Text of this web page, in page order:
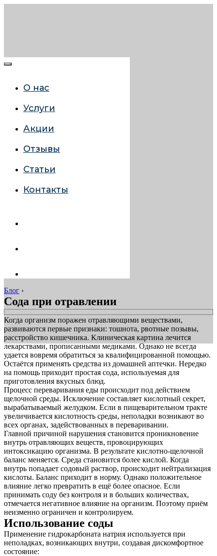
О нас
Услуги
Акции
Отзывы
Статьи
Контакты
Блог ›
Сода при отравлении
Когда организм поражен отравляющими веществами,
развиваются первые признаки: тошнота, рвотные позывы,
расстройство кишечника. Клиническая картина лечится
лекарствами, прописанными медиками. Однако не всегда
удается вовремя обратиться за квалифицированной помощью.
Остаётся применять средства из домашней аптечки. Нередко
на помощь приходит простая сода, используемая для
приготовления вкусных блюд.
Процесс переваривания еды происходит под действием
щелочной среды. Исключение составляет кислотный секрет,
вырабатываемый желудком. Если в пищеварительном тракте
увеличивается кислотность среды, неполадки возникают во
всех органах, задействованных в переваривании.
Главной причиной нарушения становится проникновение
внутрь отравляющих веществ, провоцирующих
интоксикацию организма. В результате кислотно-щелочной
баланс меняется. Среда становится более кислой. Когда
внутрь попадает содовый раствор, происходит нейтрализация
кислоты. Баланс приходит в норму. Однако положительное
влияние легко превратить в ещё более опасное. Если
принимать соду без контроля и в больших количествах,
отмечается негативное влияние на организм. Поэтому приём
неизменно ограничен и контролируем.
Использование соды
Применение гидрокарбоната натрия используется при
неполадках, возникающих внутри, создавая дискомфортное
состояние: